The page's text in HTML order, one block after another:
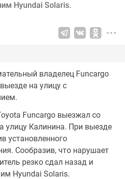
Hyundai Solaris.
владелец Funcargo
на улицу с
Funcargo выезжал со
улицу Калинина. При выезде
установленного
Сообразив, что нарушает
резко сдал назад и
Hyundai Solaris.